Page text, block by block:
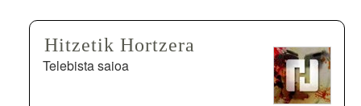
Hitzetik Hortzera
Telebista saioa